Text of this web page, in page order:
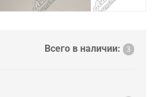
Всего в наличии: 3